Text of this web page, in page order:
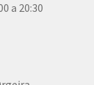
a 20:30